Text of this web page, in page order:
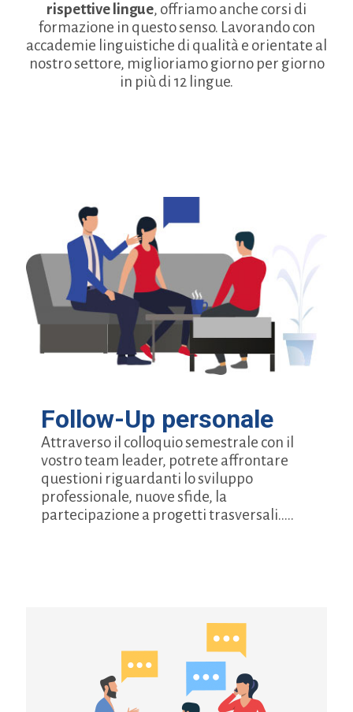
rispettive lingue, offriamo anche corsi di
formazione in questo senso. Lavorando con
accademie linguistiche di qualità e orientate al
nostro settore, miglioriamo giorno per giorno
in più di 12 lingue.
Follow-Up personale
Attraverso il colloquio semestrale con il
vostro team leader, potrete affrontare
questioni riguardanti lo sviluppo
professionale, nuove sfide, la
partecipazione a progetti trasversali.....